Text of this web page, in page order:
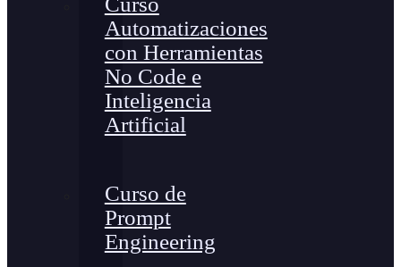
Automatizaciones
con Herramientas
No Code e
Inteligencia
Artificial
Curso de
Prompt
Engineering